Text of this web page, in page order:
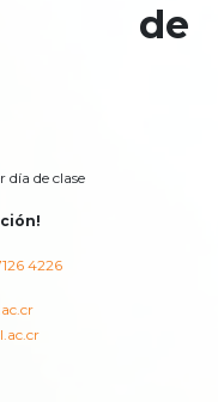
de
día de clase
4226